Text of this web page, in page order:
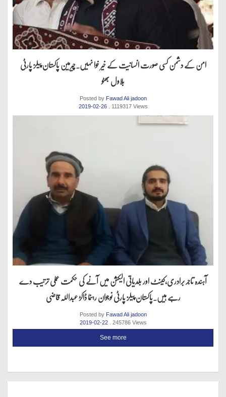
امن کے دشمن کسی صورت انسانیت کے خیر خوا نہیں.چیرمین پاکستان پیلز پارٹی
بلاول بھٹو
Posted by Fawad Ali jadoon
2019-02-26
. 1119317 Views
آہندہ تاجر برادری,کینٹ اور بلدیاتی الیکشن میں آنے کی حکمت عملی ترتیب دے
رہے ہیں.پاکستان پیلز پارٹی نوجوان رہنما ڈاکڑ عبداللہ قاضی
Posted by Fawad Ali jadoon
2019-02-22
. 245786 Views
See more